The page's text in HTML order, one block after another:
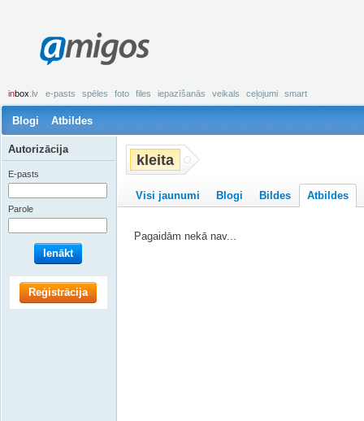
amigos
inbox .lv e-pasts spēles foto files iepazīšanās veikals ceļojumi smart
Blogi Atbildes
kleita
Visi jaunumi Blogi Bildes Atbildes
Pagaidām nekā nav...
Autorizācija
E-pasts
Parole
Ienākt
Reģistrācija